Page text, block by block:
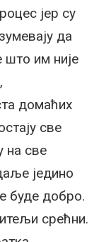
јер су
да
што им није
домаћих
све
на све
једино
буде добро.
срећни.